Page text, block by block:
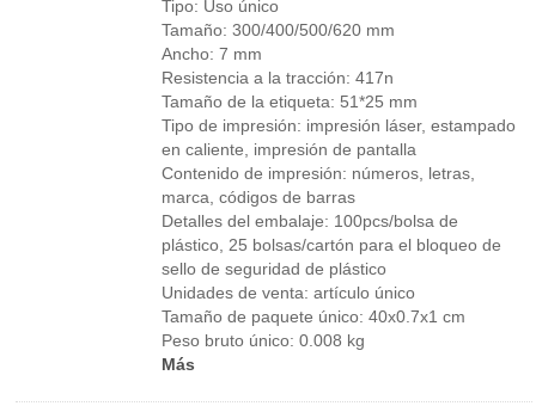
Tipo: Uso único
Tamaño: 300/400/500/620 mm
Ancho: 7 mm
Resistencia a la tracción: 417n
Tamaño de la etiqueta: 51*25 mm
Tipo de impresión: impresión láser, estampado
en caliente, impresión de pantalla
Contenido de impresión: números, letras,
marca, códigos de barras
Detalles del embalaje: 100pcs/bolsa de
plástico, 25 bolsas/cartón para el bloqueo de
sello de seguridad de plástico
Unidades de venta: artículo único
Tamaño de paquete único: 40x0.7x1 cm
Peso bruto único: 0.008 kg
Más